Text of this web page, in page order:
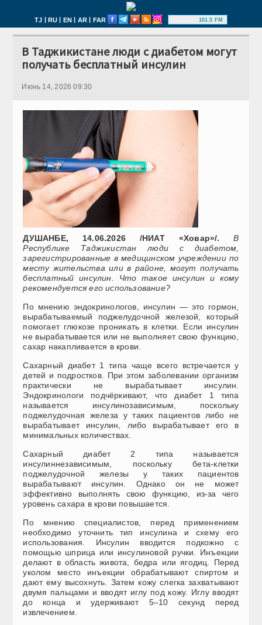
TJ | RU | EN | AR | FAR 101.5 FM
В Таджикистане люди с диабетом могут
получать бесплатный инсулин
Июнь 14, 2026 09:30
ДУШАНБЕ, 14.06.2026 /НИАТ «Ховар»/. В
Республике Таджикистан люди с диабетом,
зарегистрированные в медицинском учреждении по
месту жительства или в районе, могут получать
бесплатный инсулин. Что такое инсулин и кому
рекомендуется его использование?
По мнению эндокринологов, инсулин — это гормон,
вырабатываемый поджелудочной железой, который
помогает глюкозе проникать в клетки. Если инсулин
не вырабатывается или не выполняет свою функцию,
сахар накапливается в крови.
Сахарный диабет 1 типа чаще всего встречается у
детей и подростков. При этом заболевании организм
практически не вырабатывает инсулин.
Эндокринологи подчёркивают, что диабет 1 типа
называется инсулинозависимым, поскольку
поджелудочная железа у таких пациентов либо не
вырабатывает инсулин, либо вырабатывает его в
минимальных количествах.
Сахарный диабет 2 типа называется
инсулиннезависимым, поскольку бета-клетки
поджелудочной железы у таких пациентов
вырабатывают инсулин. Однако он не может
эффективно выполнять свою функцию, из-за чего
уровень сахара в крови повышается.
По мнению специалистов, перед применением
необходимо уточнить тип инсулина и схему его
использования. Инсулин вводится подкожно с
помощью шприца или инсулиновой ручки. Инъекции
делают в область живота, бедра или ягодиц. Перед
уколом место инъекции обрабатывают спиртом и
дают ему высохнуть. Затем кожу слегка захватывают
двумя пальцами и вводят иглу под кожу. Иглу вводят
до конца и удерживают 5–10 секунд перед
извлечением.